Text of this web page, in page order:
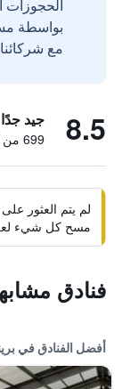
الحجوزات
مع
8.5 جيد جدًا
699 من التقييمات تم التحقق منها
لم يتم العثور
مسح كل شيء
فنادق
أفضل الفنادق في